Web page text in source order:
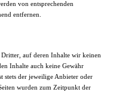
von entsprechenden
entfernen.
Dritter, auf deren Inhalte wir keinen
Inhalte auch keine Gewähr
stets der jeweilige Anbieter oder
wurden zum Zeitpunkt der